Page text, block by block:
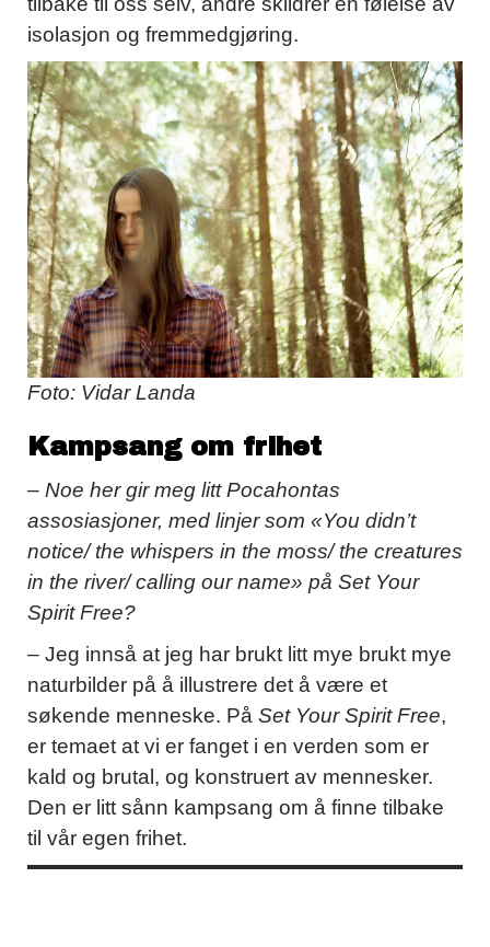
isolasjon og fremmedgjøring.
Foto: Vidar Landa
Kampsang om frihet
– Noe her gir meg litt Pocahontas
assosiasjoner, med linjer som «You didn’t
notice/ the whispers in the moss/ the creatures
in the river/ calling our name» på Set Your
Spirit Free?
– Jeg innså at jeg har brukt litt mye brukt mye
naturbilder på å illustrere det å være et
søkende menneske. På Set Your Spirit Free,
er temaet at vi er fanget i en verden som er
kald og brutal, og konstruert av mennesker.
Den er litt sånn kampsang om å finne tilbake
til vår egen frihet.